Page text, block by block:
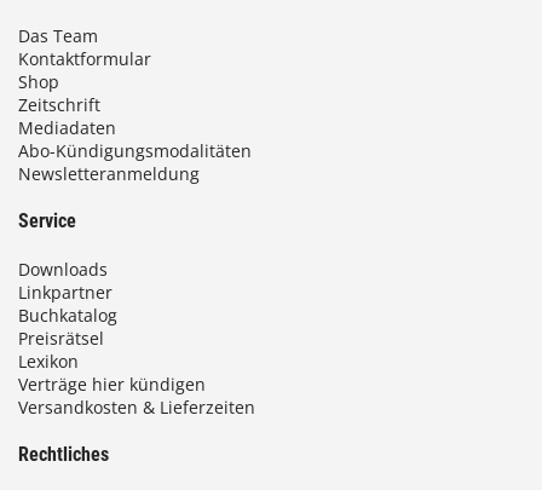
Das Team
Kontaktformular
Shop
Zeitschrift
Mediadaten
Abo-Kündigungsmodalitäten
Newsletteranmeldung
Service
Downloads
Linkpartner
Buchkatalog
Preisrätsel
Lexikon
Verträge hier kündigen
Versandkosten & Lieferzeiten
Rechtliches